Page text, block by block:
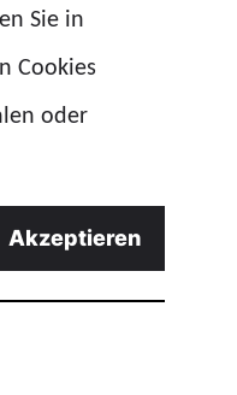
Sie in
Cookies
oder
Akzeptieren